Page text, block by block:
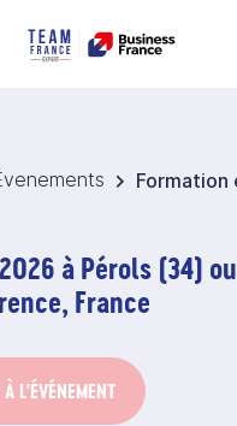
à Pérols (34) ou
France
L'ÉVÉNEMENT